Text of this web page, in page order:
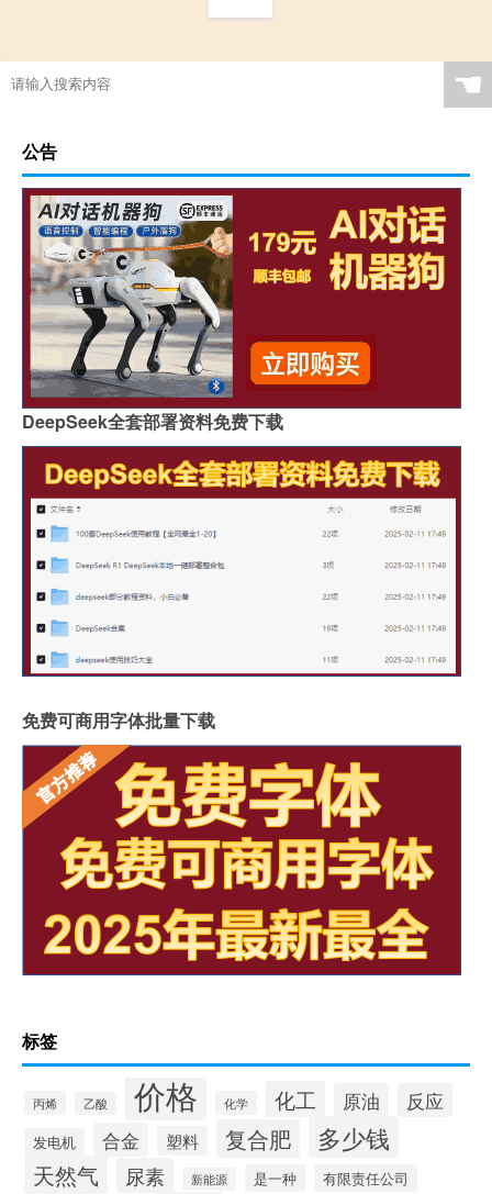
☚
公告
DeepSeek全套部署资料免费下载
免费可商用字体批量下载
标签
丙烯 乙酸 价格 化学 化工 原油 反应
发电机 合金 塑料 复合肥 多少钱
天然气 尿素 新能源 是一种 有限责任公司